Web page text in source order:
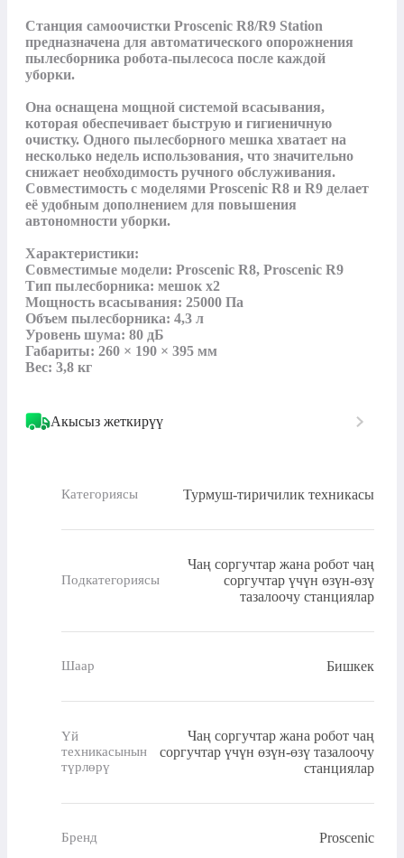
Станция самоочистки Proscenic R8/R9 Station
предназначена для автоматического опорожнения
пылесборника робота-пылесоса после каждой
уборки.
Она оснащена мощной системой всасывания,
которая обеспечивает быструю и гигиеничную
очистку. Одного пылесборного мешка хватает на
несколько недель использования, что значительно
снижает необходимость ручного обслуживания.
Совместимость с моделями Proscenic R8 и R9 делает
её удобным дополнением для повышения
автономности уборки.
Характеристики:
Совместимые модели: Proscenic R8, Proscenic R9
Тип пылесборника: мешок x2
Мощность всасывания: 25000 Па
Объем пылесборника: 4,3 л
Уровень шума: 80 дБ
Габариты: 260 × 190 × 395 мм
Вес: 3,8 кг
Акысыз жеткирүү
Категориясы Турмуш-тиричилик техникасы
Подкатегориясы
Чаң соргучтар жана робот чаң
соргучтар үчүн өзүн-өзү
тазалоочу станциялар
Шаар Бишкек
Үй
техникасынын
түрлөрү
Чаң соргучтар жана робот чаң
соргучтар үчүн өзүн-өзү тазалоочу
станциялар
Бренд Proscenic